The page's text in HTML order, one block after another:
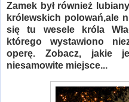
Zamek był również
królewskich polowań,ale
się tu wesele króla
którego wystawiono
operę. Zobacz, jakie
niesamowite miejsce...